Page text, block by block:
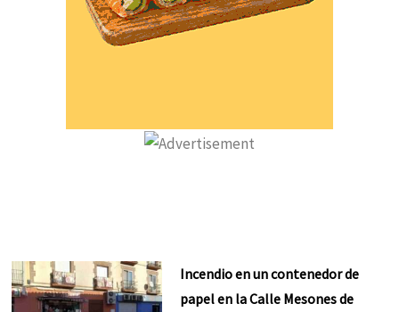
Incendio en un contenedor de
papel en la Calle Mesones de